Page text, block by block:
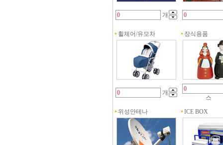
개
휠체어/유모차 장식용품
개
스
위성안테나
ICE BOX